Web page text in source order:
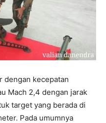
dengan kecepatan
Mach 2,4 dengan jarak
target yang berada di
Pada umumnya